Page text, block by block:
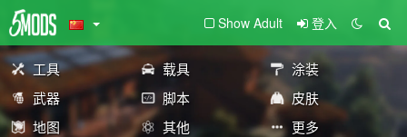
Show Adult 登入
工具 载具
涂装
武器
脚本
皮肤
地图
其他 更多